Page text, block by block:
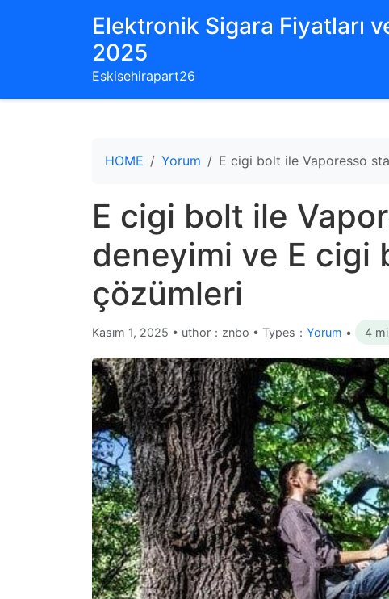
Elektronik Sigara Fiyatları
2025
Eskisehirapart26
HOME Yorum E cigi bolt ile Vaporesso
E cigi bolt ile
deneyimi ve E cigi
çözümleri
Kasım 1, 2025 • uthor：znbo • Types： Yorum • 4